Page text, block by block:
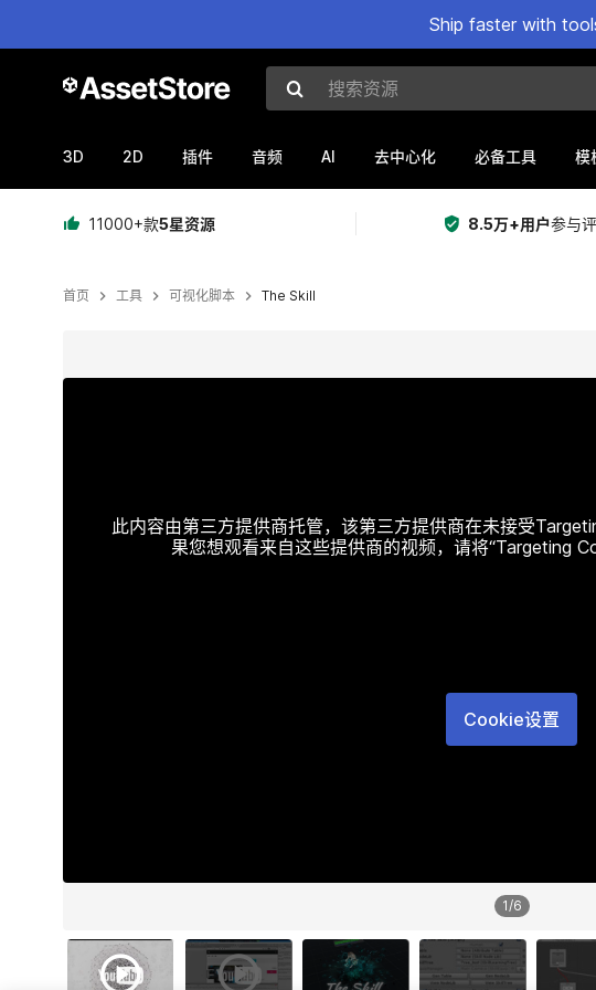
Ship faster with
搜索资源
3D 2D 插件 音频 AI 去中心化 必备工具 模
11000+款5星资源 8.5万+用户参与
首页 工具 可视化脚本 The Skill
此内容由第三方提供商托管，该第三方提供商在未接受
果您想观看来自这些提供商的视频，请将“Targeting
Cookie设置
1/6